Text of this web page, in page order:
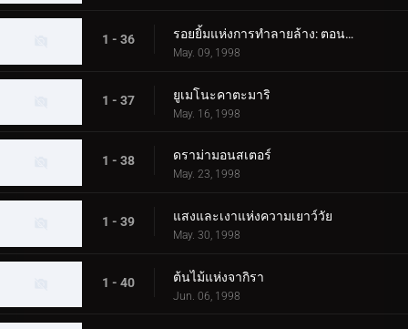
1 - 36 รอยยิ้มแห่งการทำลายล้าง: ตอนที่ 2
May. 09, 1998
1 - 37 ยูเมโนะคาตะมาริ
May. 16, 1998
1 - 38 ดราม่ามอนสเตอร์
May. 23, 1998
1 - 39 แสงและเงาแห่งความเยาว์วัย
May. 30, 1998
1 - 40 ต้นไม้แห่งจากิรา
Jun. 06, 1998